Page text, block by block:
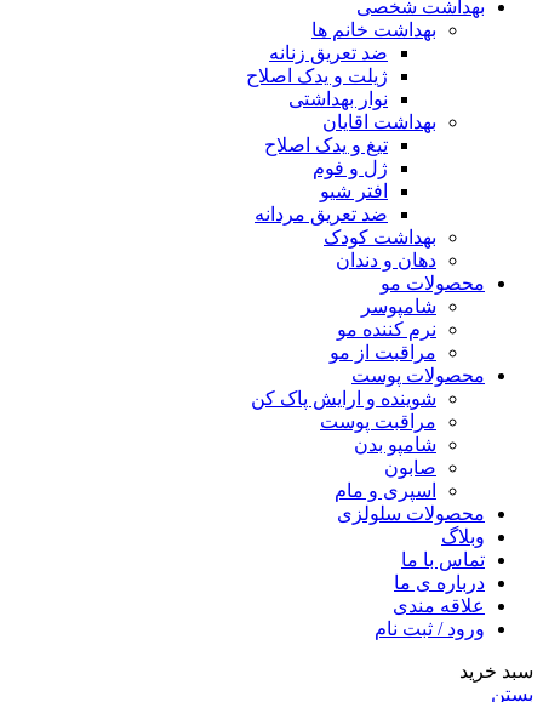
بهداشت شخصی
بهداشت خانم ها
ضد تعریق زنانه
ژیلت و یدک اصلاح
نوار بهداشتی
بهداشت اقایان
تیغ و یدک اصلاح
ژل و فوم
افتر شیو
ضد تعریق مردانه
بهداشت کودک
دهان و دندان
محصولات مو
شامپوسر
نرم کننده مو
مراقبت از مو
محصولات پوست
شوینده و ارایش پاک کن
مراقبت پوست
شامپو بدن
صابون
اسپری و مام
محصولات سلولزی
وبلاگ
تماس با ما
درباره ی ما
علاقه مندی
ورود / ثبت نام
سبد خرید
بستن